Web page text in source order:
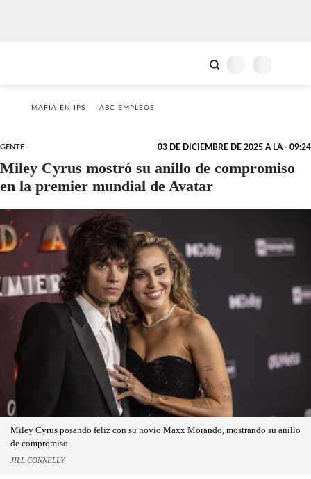
MAFIA EN IPS ABC EMPLEOS
GENTE 03 DE DICIEMBRE DE 2025 A LA - 09:24
Miley Cyrus mostró su anillo de compromiso
en la premier mundial de Avatar
Miley Cyrus posando feliz con su novio Maxx Morando, mostrando su anillo
de compromiso.
JILL CONNELLY